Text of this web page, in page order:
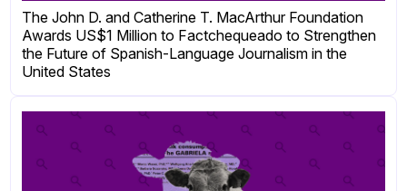
The John D. and Catherine T. MacArthur Foundation
Awards US$1 Million to Factchequeado to Strengthen
the Future of Spanish-Language Journalism in the
United States